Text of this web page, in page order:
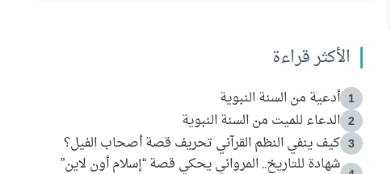
الأكثر قراءة
1 أدعية من السنة النبوية
2 الدعاء للميت من السنة النبوية
3 كيف ينفي النظم القرآني تحريف قصة أصحاب الفيل؟
شهادة للتاريخ.. المرواني يحكي قصة “إسلام أون لاين”